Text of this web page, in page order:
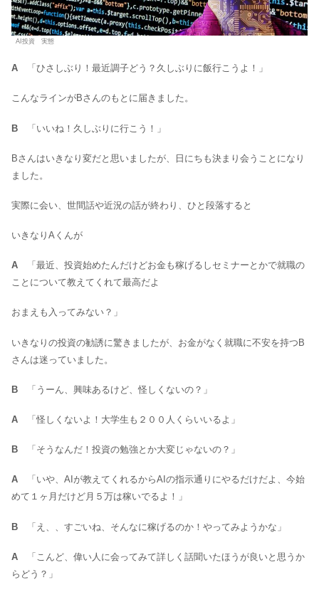
AI投資 実態
A 「ひさしぶり！最近調子どう？久しぶりに飯行こうよ！」
こんなラインがBさんのもとに届きました。
B 「いいね！久しぶりに行こう！」
Bさんはいきなり変だと思いましたが、日にちも決まり会うことになり
ました。
実際に会い、世間話や近況の話が終わり、ひと段落すると
いきなりAくんが
A
「最近、投資始めたんだけどお金も稼げるしセミナーとかで就職の
ことについて教えてくれて最高だよ
おまえも入ってみない？」
いきなりの投資の勧誘に驚きましたが、お金がなく就職に不安を持つB
さんは迷っていました。
B 「うーん、興味あるけど、怪しくないの？」
A 「怪しくないよ！大学生も２００人くらいいるよ」
B 「そうなんだ！投資の勉強とか大変じゃないの？」
A
「いや、AIが教えてくれるからAIの指示通りにやるだけだよ、今始
めて１ヶ月だけど月５万は稼いでるよ！」
B 「え、、すごいね、そんなに稼げるのか！やってみようかな」
A
「こんど、偉い人に会ってみて詳しく話聞いたほうが良いと思うか
らどう？」